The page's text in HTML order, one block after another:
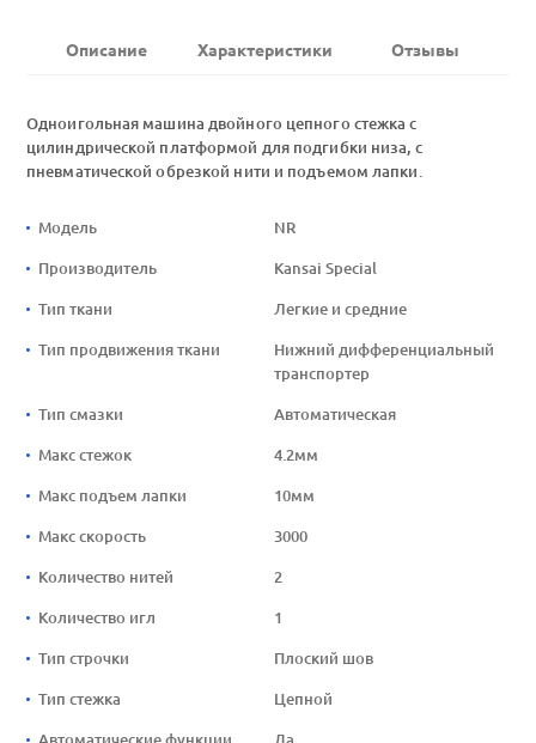
Описание Характеристики Отзывы
Одноигольная машина двойного цепного стежка с
цилиндрической платформой для подгибки низа, с
пневматической обрезкой нити и подъемом лапки.
Модель NR
Производитель Kansai Special
Тип ткани Легкие и средние
Тип продвижения ткани
Нижний дифференциальный
транспортер
Тип смазки Автоматическая
Макс стежок 4.2мм
Макс подъем лапки 10мм
Макс скорость 3000
Количество нитей 2
Количество игл 1
Тип строчки Плоский шов
Тип стежка Цепной